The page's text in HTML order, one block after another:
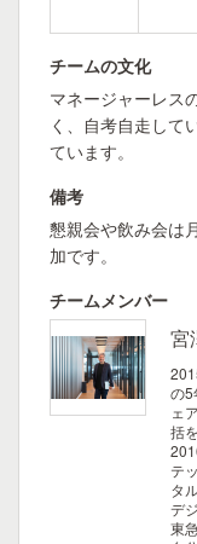
チームの文化
マネージャーレス
く、自考自走して
ています。
備考
懇親会や飲み会は
加です。
チームメンバー
宮
の5
ェ
括
テ
タ
デ
東